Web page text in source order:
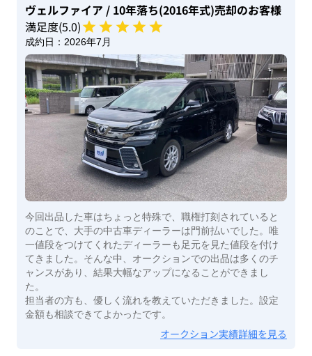
ヴェルファイア / 10年落ち(2016年式)売却のお客様
満足度(5.0)
成約日： 2026年7月
今回出品した車はちょっと特殊で、職権打刻されていると
のことで、大手の中古車ディーラーは門前払いでした。唯
一値段をつけてくれたディーラーも足元を見た値段を付け
てきました。そんな中、オークションでの出品は多くのチ
ャンスがあり、結果大幅なアップになることができまし
た。
担当者の方も、優しく流れを教えていただきました。設定
金額も相談できてよかったです。
オークション実績詳細を見る